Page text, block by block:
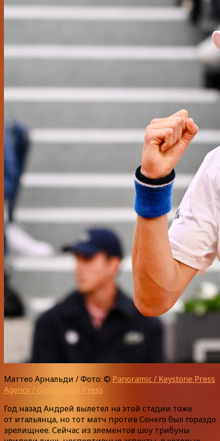
Маттео Арнальди / Фото: © Panoramic / Keystone Press
Agency / Global Look Press
Год назад Андрей вылетел на этой стадии тоже
от итальянца, но тот матч против Сонего был гораздо
зрелищнее. Сейчас из элементов шоу трибуны